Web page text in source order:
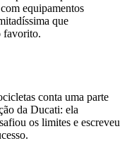
equipamentos
que
favorito.
conta uma parte
da Ducati: ela
os limites e escreveu